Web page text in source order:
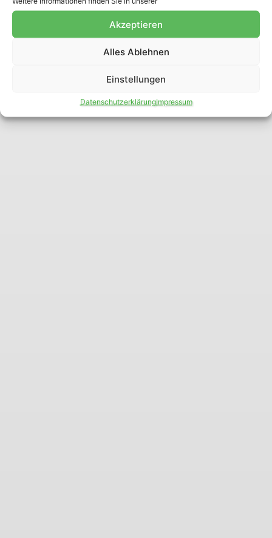
Akzeptieren
Alles Ablehnen
Einstellungen
DatenschutzerklärungImpressum